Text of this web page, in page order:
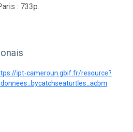
: 733p.
ipt-cameroun.gbif.fr/resource?